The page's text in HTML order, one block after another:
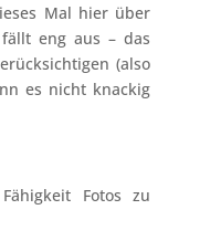
Mal hier über
eng aus – das
(also
es nicht knackig
Fotos zu